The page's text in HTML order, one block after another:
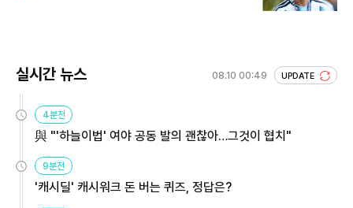
실시간 뉴스 08.10 00:49 UPDATE
4분전
與 "'하늘이법' 여야 공동 발의 괜찮아…그것이 협치"
9분전
'캐시딜' 캐시워크 돈 버는 퀴즈, 정답은?